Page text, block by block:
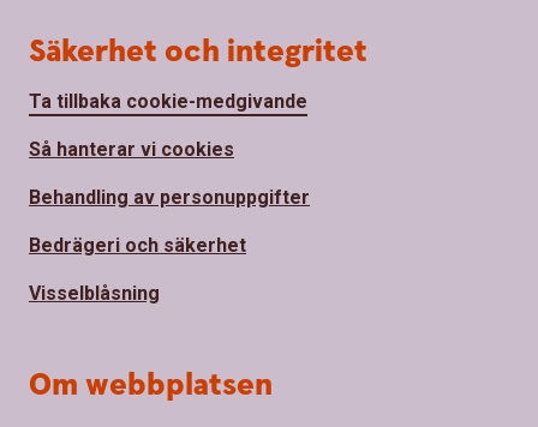
Säkerhet och integritet
Ta tillbaka cookie-medgivande
Så hanterar vi cookies
Behandling av personuppgifter
Bedrägeri och säkerhet
Visselblåsning
Om webbplatsen